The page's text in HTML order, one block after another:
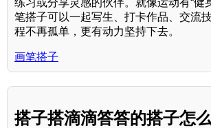
练习或分享灵感的伙伴。就像运动有“健
笔搭子可以一起写生、打卡作品、交流
程不再孤单，更有动力坚持下去。
画笔搭子
搭子搭滴滴答答的搭子怎